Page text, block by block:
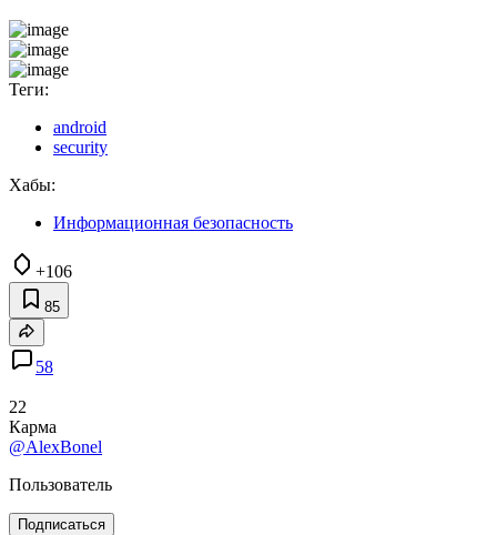
Теги:
android
security
Хабы:
Информационная безопасность
+106
85
58
22
Карма
@AlexBonel
Пользователь
Подписаться